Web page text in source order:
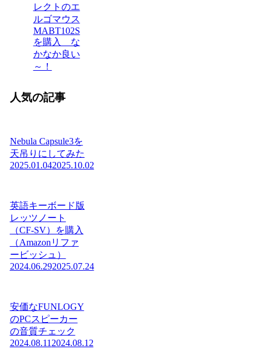
レクトのエ
ルゴマウス
MABT102S
を購入 な
かなか良い
～！
人気の記事
Nebula Capsule3を
天吊りにしてみた
2025.01.042025.10.02
英語キーボード版
レッツノート
（CF-SV）を購入
（Amazonリファ
ービッシュ）
2024.06.292025.07.24
安価なFUNLOGY
のPCスピーカー
の音質チェック
2024.08.112024.08.12